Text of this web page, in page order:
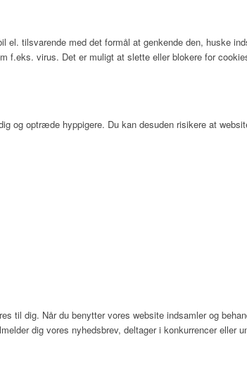
el. tilsvarende med det formål at genkende den, huske
f.eks. virus. Det er muligt at slette eller blokere for
og optræde hyppigere. Du kan desuden risikere at
til dig. Når du benytter vores website indsamler og
dig vores nyhedsbrev, deltager i konkurrencer eller